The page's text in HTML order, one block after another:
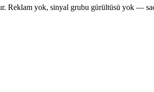
Reklam yok, sinyal grubu gürültüsü yok —